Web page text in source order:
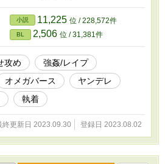
ッコ可愛い系イケメン） 「君を、あの
じ込められたらよかったのに……」 大学1
透愛は、大学入学を機に髪を明るく染
あることをひた隠しにしながら生活して
なにしろ透愛の「番」かつ「夫」であるα
大学に通っているαの青年、姫宮樹李だ
だ。 大手会社の社長の息子でもある姫
慢なαとは程遠く、眉目秀麗、文武両
堅実を絵に描いたような男であり、常
きに囲まれている大学内の人気者だっ
れども透愛は知っていた。あの男の本性
人の関係は7年前までにさかのぼる。 小
の夏、透愛は自分が未分化Ω（突然Ωへ
でヒートを起こしてしまった。 しかも
小説 11,225 位 / 228,572件
BL 2,506 位 / 31,381件
攻め
強姦/レイプ
オメガバース
ヤンデレ
執着
終更新日 2023.09.30 登録日 2023.08.02